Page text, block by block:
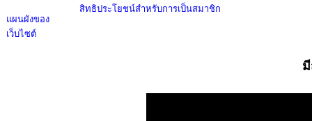
แผนผังของ
เว็บไซต์
สิทธิประโยชน์สำหรับการเป็นสมาชิก